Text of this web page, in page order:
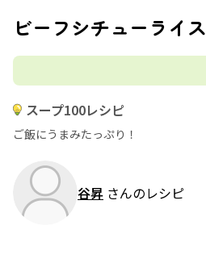
ビーフシチューライ
スープ100レシピ
ご飯にうまみたっぷり！
谷昇 さんのレシピ